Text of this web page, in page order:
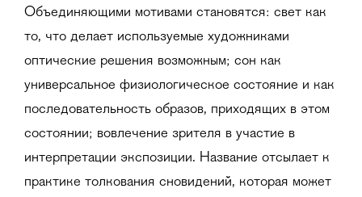
Объединяющими мотивами становятся: свет как
то, что делает используемые художниками
оптические решения возможным; сон как
универсальное физиологическое состояние и как
последовательность образов, приходящих в этом
состоянии; вовлечение зрителя в участие в
интерпретации экспозиции. Название отсылает к
практике толкования сновидений, которая может